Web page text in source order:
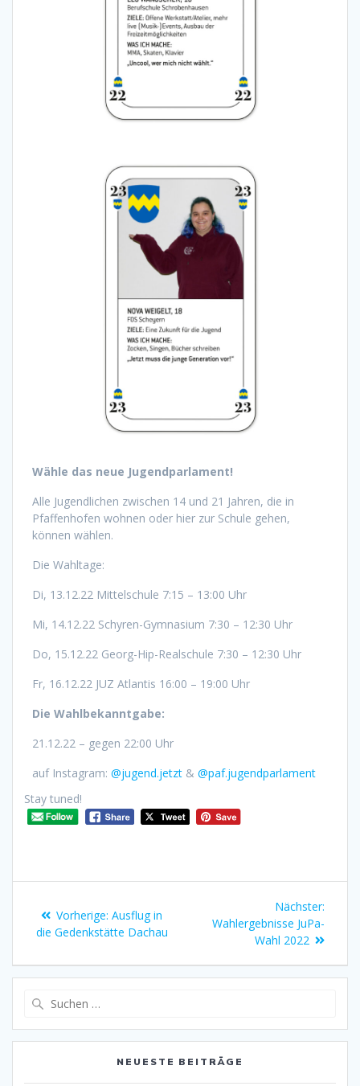
Wähle das neue Jugendparlament!
Alle Jugendlichen zwischen 14 und 21 Jahren, die in
Pfaffenhofen wohnen oder hier zur Schule gehen,
können wählen.
Die Wahltage:
Di, 13.12.22 Mittelschule 7:15 – 13:00 Uhr
Mi, 14.12.22 Schyren-Gymnasium 7:30 – 12:30 Uhr
Do, 15.12.22 Georg-Hip-Realschule 7:30 – 12:30 Uhr
Fr, 16.12.22 JUZ Atlantis 16:00 – 19:00 Uhr
Die Wahlbekanntgabe:
21.12.22 – gegen 22:00 Uhr
auf Instagram: @jugend.jetzt & @paf.jugendparlament
Stay tuned!
Vorherige: Ausflug in
die Gedenkstätte Dachau
Nächster:
Wahlergebnisse JuPa-
Wahl 2022
NEUESTE BEITRÄGE